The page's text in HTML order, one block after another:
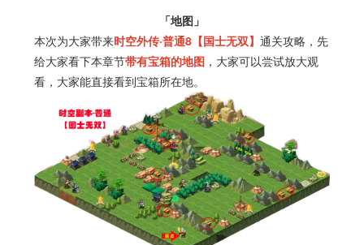
「地图」
本次为大家带来时空外传·普通8【国士无双】 通关攻略，先
给大家看下本章节带有宝箱的地图，大家可以尝试放大观
看，大家能直接看到宝箱所在地。